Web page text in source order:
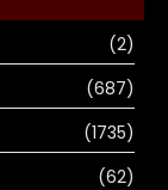
(2)
(687)
(1735)
(62)